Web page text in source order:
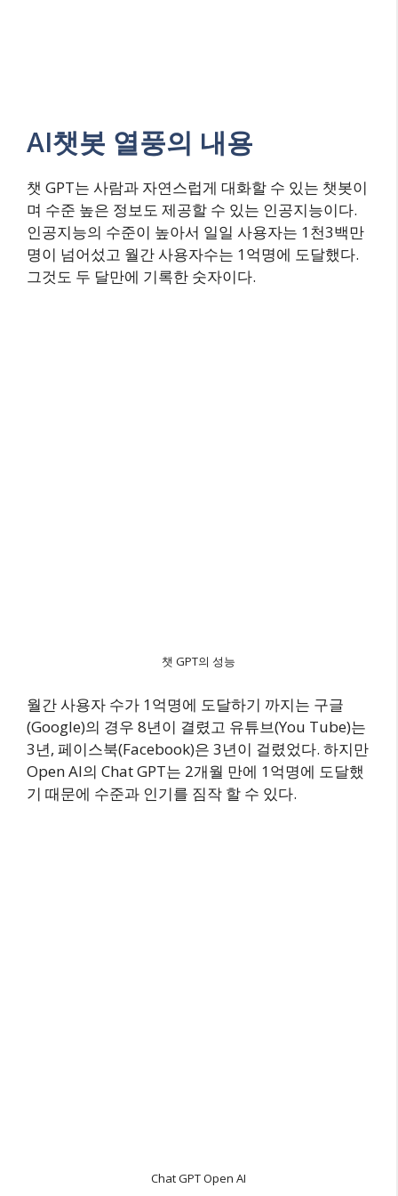
AI챗봇 열풍의 내용
챗 GPT는 사람과 자연스럽게 대화할 수 있는 챗봇이
며 수준 높은 정보도 제공할 수 있는 인공지능이다.
인공지능의 수준이 높아서 일일 사용자는 1천3백만
명이 넘어섰고 월간 사용자수는 1억명에 도달했다.
그것도 두 달만에 기록한 숫자이다.
챗 GPT의 성능
월간 사용자 수가 1억명에 도달하기 까지는 구글
(Google)의 경우 8년이 결렸고 유튜브(You Tube)는
3년, 페이스북(Facebook)은 3년이 걸렸었다. 하지만
Open AI의 Chat GPT는 2개월 만에 1억명에 도달했
기 때문에 수준과 인기를 짐작 할 수 있다.
Chat GPT Open AI